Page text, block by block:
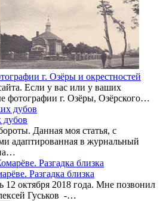
г. Озёры и окрестностей
Если у вас или у ваших
фотографии г. Озёры, Озёрского…
дубов
Данная моя статья, с
адаптированная в журнальный
Разгадка близка
октября 2018 года. Мне позвонил
Гуськов -…